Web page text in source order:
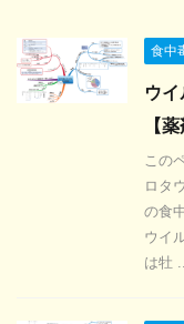
食中
ウ
【
この
ロタ
の食
ウイ
は牡 ...